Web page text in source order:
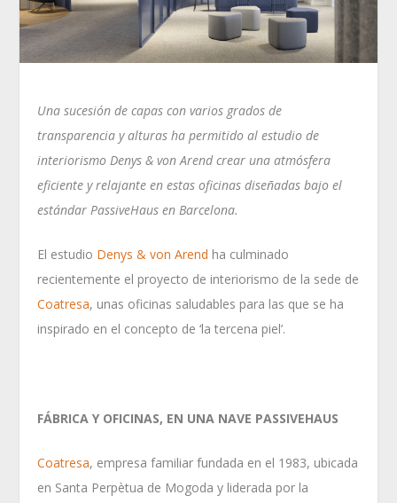
Una sucesión de capas con varios grados de
transparencia y alturas ha permitido al estudio de
interiorismo Denys & von Arend crear una atmósfera
eficiente y relajante en estas oficinas diseñadas bajo el
estándar PassiveHaus en Barcelona.
El estudio Denys & von Arend ha culminado
recientemente el proyecto de interiorismo de la sede de
Coatresa, unas oficinas saludables para las que se ha
inspirado en el concepto de ‘la tercena piel’.
FÁBRICA Y OFICINAS, EN UNA NAVE PASSIVEHAUS
Coatresa, empresa familiar fundada en el 1983, ubicada
en Santa Perpètua de Mogoda y liderada por la